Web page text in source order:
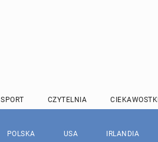
SPORT CZYTELNIA CIEKAWOSTKI
POLSKA USA IRLANDIA